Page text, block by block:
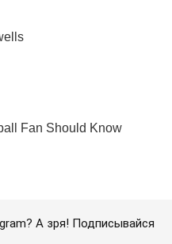
А зря! Подписывайся